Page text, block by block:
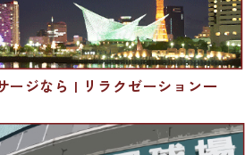
ージなら | リラクゼーション一